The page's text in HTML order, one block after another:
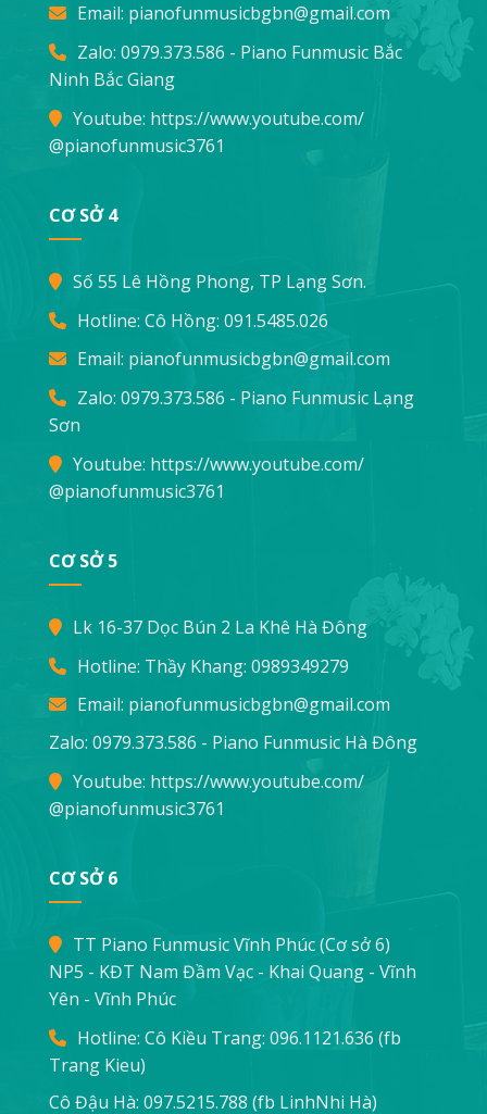
Email: pianofunmusicbgbn@gmail.com
Zalo: 0979.373.586 - Piano Funmusic Bắc
Ninh Bắc Giang
Youtube: https://www.youtube.com/
@pianofunmusic3761
CƠ SỞ 4
Số 55 Lê Hồng Phong, TP Lạng Sơn.
Hotline: Cô Hồng: 091.5485.026
Email: pianofunmusicbgbn@gmail.com
Zalo: 0979.373.586 - Piano Funmusic Lạng
Sơn
Youtube: https://www.youtube.com/
@pianofunmusic3761
CƠ SỞ 5
Lk 16-37 Dọc Bún 2 La Khê Hà Đông
Hotline: Thầy Khang: 0989349279
Email: pianofunmusicbgbn@gmail.com
Zalo: 0979.373.586 - Piano Funmusic Hà Đông
Youtube: https://www.youtube.com/
@pianofunmusic3761
CƠ SỞ 6
TT Piano Funmusic Vĩnh Phúc (Cơ sở 6)
NP5 - KĐT Nam Đầm Vạc - Khai Quang - Vĩnh
Yên - Vĩnh Phúc
Hotline: Cô Kiều Trang: 096.1121.636 (fb
Trang Kieu)
Cô Đậu Hà: 097.5215.788 (fb LinhNhi Hà)